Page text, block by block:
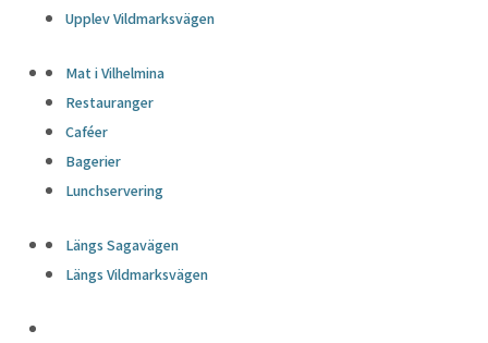
Upplev Vildmarksvägen
Mat i Vilhelmina
Restauranger
Caféer
Bagerier
Lunchservering
Längs Sagavägen
Längs Vildmarksvägen